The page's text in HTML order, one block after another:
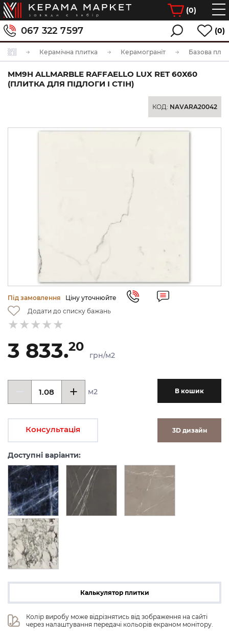
(0)
067 322 7597 (0)
Керамічна плитка Керамограніт Базова
MM9H ALLMARBLE RAFFAELLO LUX RET 60Х60
(ПЛИТКА ДЛЯ ПІДЛОГИ І СТІН)
КОД: NAVARA20042
Під замовлення
Ціну уточнюйте
Додати до списку бажань
3 833.20
грн/м2
м2 В кошик
Консультація 3D дизайн
Доступні варіанти:
Калькулятор плитки
Колір виробу може відрізнятись від зображення на сайті
через налаштування передачі кольорів екраном монітору.